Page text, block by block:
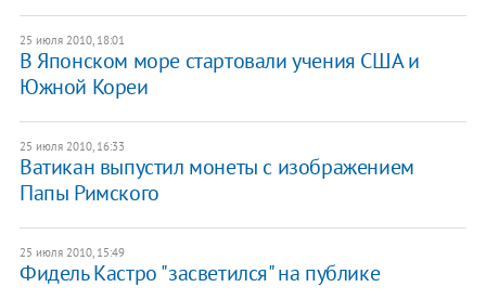
25 июля 2010, 18:01
В Японском море стартовали учения США и
Южной Кореи
25 июля 2010, 16:33
Ватикан выпустил монеты с изображением
Папы Римского
25 июля 2010, 15:49
Фидель Кастро "засветился" на публике